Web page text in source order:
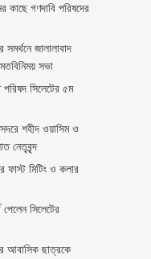
কাছে গণদাবি পরিষদের
সমর্থনে জালালাবাদ
সভা
সিলেটের ৫ম
সদরে শহীদ ওয়াসিম ও
নেতৃবৃন্দ
ফাস্ট মিটিং ও কলার
সিলেটের
আবাসিক ছাত্রকে